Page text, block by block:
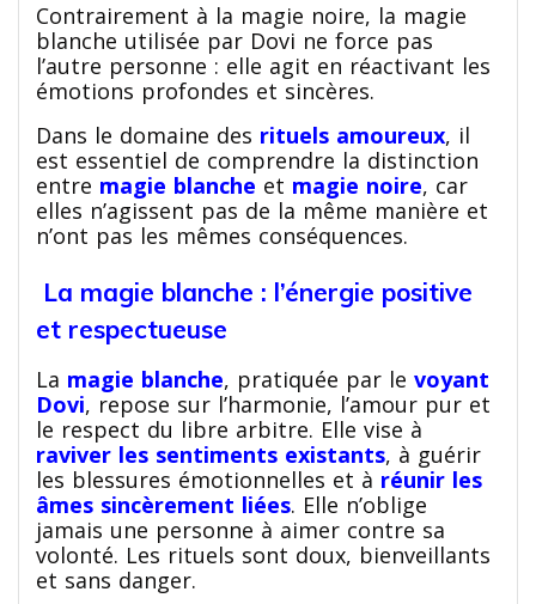
Contrairement à la magie noire, la magie
blanche utilisée par Dovi ne force pas
l’autre personne : elle agit en réactivant les
émotions profondes et sincères.
Dans le domaine des rituels amoureux, il
est essentiel de comprendre la distinction
entre magie blanche et magie noire, car
elles n’agissent pas de la même manière et
n’ont pas les mêmes conséquences.
La magie blanche : l’énergie positive
et respectueuse
La magie blanche, pratiquée par le voyant
Dovi, repose sur l’harmonie, l’amour pur et
le respect du libre arbitre. Elle vise à
raviver les sentiments existants, à guérir
les blessures émotionnelles et à réunir les
âmes sincèrement liées. Elle n’oblige
jamais une personne à aimer contre sa
volonté. Les rituels sont doux, bienveillants
et sans danger.